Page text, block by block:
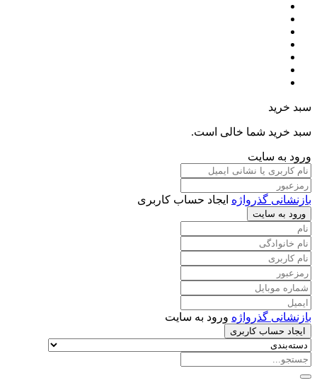
سبد خرید
سبد خرید شما خالی است.
ورود به سایت
بازنشانی گذرواژه ایجاد حساب کاربری
ورود به سایت
بازنشانی گذرواژه ورود به سایت
ایجاد حساب کاربری